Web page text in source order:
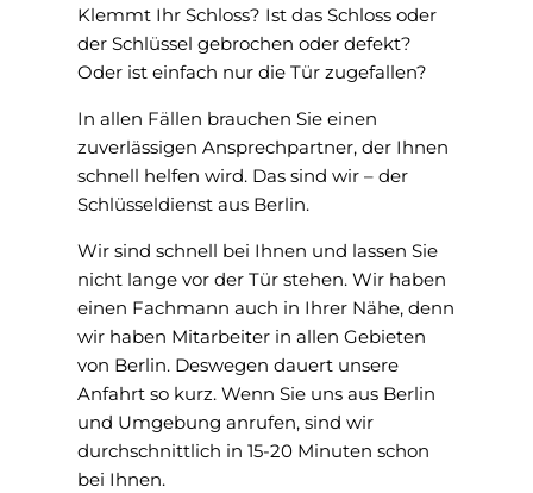
Klemmt Ihr Schloss? Ist das Schloss oder
der Schlüssel gebrochen oder defekt?
Oder ist einfach nur die Tür zugefallen?
In allen Fällen brauchen Sie einen
zuverlässigen Ansprechpartner, der Ihnen
schnell helfen wird. Das sind wir – der
Schlüsseldienst aus Berlin.
Wir sind schnell bei Ihnen und lassen Sie
nicht lange vor der Tür stehen. Wir haben
einen Fachmann auch in Ihrer Nähe, denn
wir haben Mitarbeiter in allen Gebieten
von Berlin. Deswegen dauert unsere
Anfahrt so kurz. Wenn Sie uns aus Berlin
und Umgebung anrufen, sind wir
durchschnittlich in 15-20 Minuten schon
bei Ihnen.